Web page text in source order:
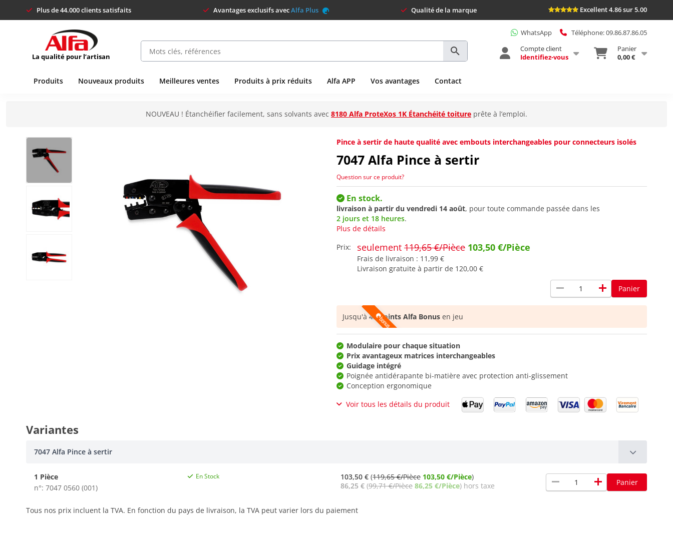
Plus de 44.000 clients satisfaits Avantages exclusifs avecAlfa Plus Qualité de la marque Excellent 4.86 sur 5.00
La qualité pour l’artisan
WhatsApp
Téléphone: 09.86.87.86.05
Compte client
Identifiez-vous
Panier
0,00 €
Produits Nouveaux produits Meilleures ventes Produits à prix réduits Alfa APP Vos avantages Contact
NOUVEAU ! Étanchéifier facilement, sans solvants avec 8180 Alfa ProteXos 1K Étanchéité toiture prête à l’emploi.
Pince à sertir de haute qualité avec embouts interchangeables pour connecteurs isolés
7047 Alfa Pince à sertir
Question sur ce produit?
En stock.
livraison à partir du vendredi 14 août, pour toute commande passée dans les
2 jours et 18 heures.
Plus de détails
Prix:
seulement 119,65 €/Pièce 103,50 €/Pièce
Frais de livraison : 11,99 €
Livraison gratuite à partir de 120,00 €
remove add Panier
Jusqu'à43 points Alfa Bonus en jeu
Modulaire pour chaque situation
Prix avantageux matrices interchangeables
Guidage intégré
Poignée antidérapante bi-matière avec protection anti-glissement
Conception ergonomique
Voir tous les détails du produit
Variantes
7047 Alfa Pince à sertir
1 Pièce
n°: 7047 0560 (001)
En Stock 103,50 € (119,65 €/Pièce 103,50 €/Pièce)
86,25 € (99,71 €/Pièce 86,25 €/Pièce) hors taxe remove add Panier
Tous nos prix incluent la TVA. En fonction du pays de livraison, la TVA peut varier lors du paiement